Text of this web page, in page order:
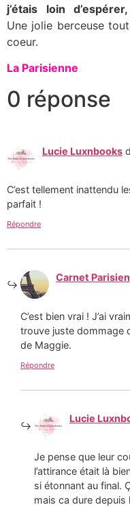
j’étais loin d’espérer,
Une jolie berceuse
coeur.
La Parisienne
0 réponse
Lucie Luxnbooks
C’est tellement inattendu
parfait !
Répondre
Carnet Parisien
C’est bien vrai ! J’ai
trouve juste dommage
de Maggie.
Répondre
Lucie
Je pense que leur
l’attirance était là
si étonnant au final.
mais ca dure depuis